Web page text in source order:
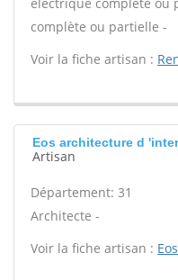
complète ou partielle -
Voir la fiche artisan :
Eos architecture d
Artisan
Département: 31
Architecte -
Voir la fiche artisan :